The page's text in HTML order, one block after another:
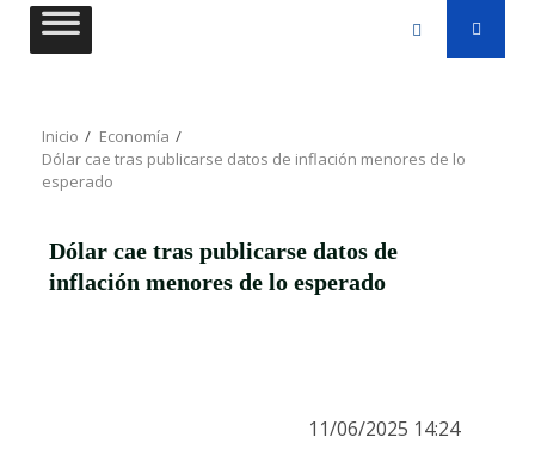
Saltar
Inicio
Economía
Dólar cae tras publicarse datos de inflación menores de lo
esperado
Dólar cae tras publicarse datos de
inflación menores de lo esperado
11/06/2025 14:24